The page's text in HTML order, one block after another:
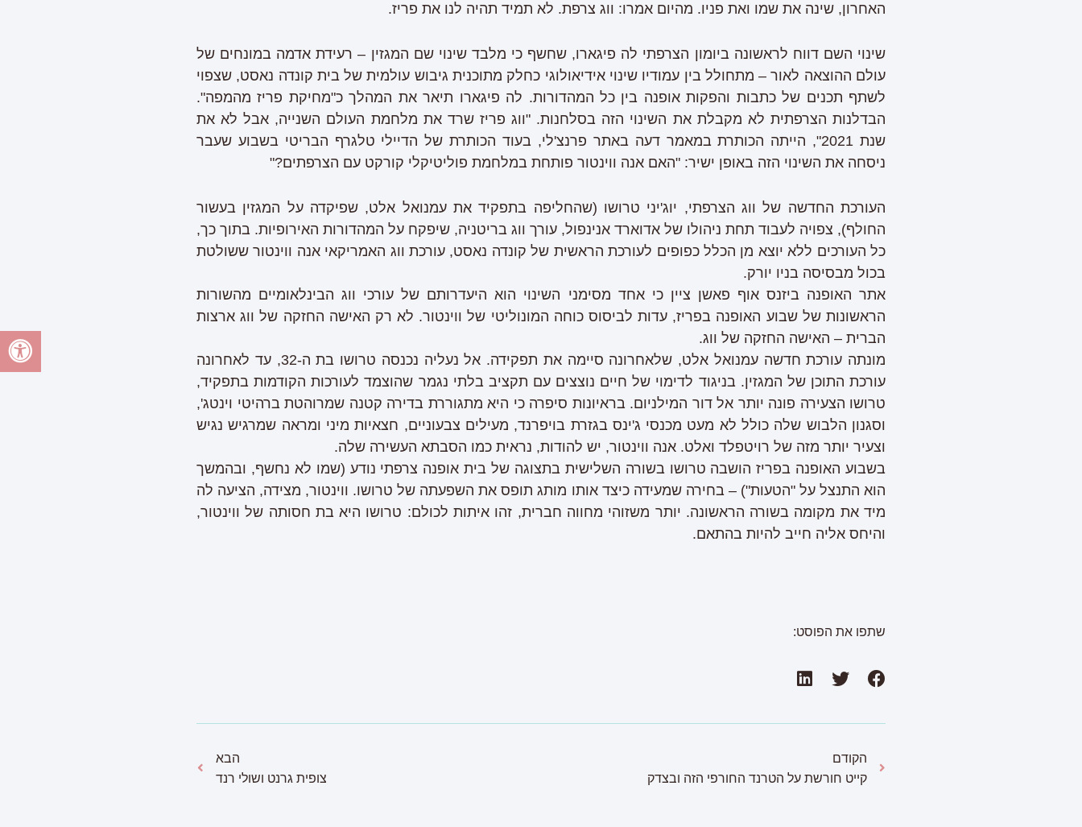
האחרון, שינה את שמו ואת פניו. מהיום אמרו: ווג צרפת. לא תמיד תהיה לנו את פריז.
שינוי השם דווח לראשונה ביומון הצרפתי לה פיגארו, שחשף כי מלבד שינוי שם המגזין – רעידת אדמה במונחים של
עולם ההוצאה לאור – מתחולל בין עמודיו שינוי אידיאולוגי כחלק מתוכנית גיבוש עולמית של בית קונדה נאסט, שצפוי
לשתף תכנים של כתבות והפקות אופנה בין כל המהדורות. לה פיגארו תיאר את המהלך כ"מחיקת פריז מהמפה".
הבדלנות הצרפתית לא מקבלת את השינוי הזה בסלחנות. "ווג פריז שרד את מלחמת העולם השנייה, אבל לא את
שנת 2021", הייתה הכותרת במאמר דעה באתר פרנצ'לי, בעוד הכותרת של הדיילי טלגרף הבריטי בשבוע שעבר
ניסחה את השינוי הזה באופן ישיר: "האם אנה ווינטור פותחת במלחמת פוליטיקלי קורקט עם הצרפתים?"
העורכת החדשה של ווג הצרפתי, יוג'יני טרושו (שהחליפה בתפקיד את עמנואל אלט, שפיקדה על המגזין בעשור
החולף), צפויה לעבוד תחת ניהולו של אדוארד אנינפול, עורך ווג בריטניה, שיפקח על המהדורות האירופיות. בתוך כך,
כל העורכים ללא יוצא מן הכלל כפופים לעורכת הראשית של קונדה נאסט, עורכת ווג האמריקאי אנה ווינטור ששולטת
בכול מבסיסה בניו יורק.
אתר האופנה ביזנס אוף פאשן ציין כי אחד מסימני השינוי הוא היעדרותם של עורכי ווג הבינלאומיים מהשורות
הראשונות של שבוע האופנה בפריז, עדות לביסוס כוחה המונוליטי של ווינטור. לא רק האישה החזקה של ווג ארצות
הברית – האישה החזקה של ווג.
מונתה עורכת חדשה עמנואל אלט, שלאחרונה סיימה את תפקידה. אל נעליה נכנסה טרושו בת ה-32, עד לאחרונה
עורכת התוכן של המגזין. בניגוד לדימוי של חיים נוצצים עם תקציב בלתי נגמר שהוצמד לעורכות הקודמות בתפקיד,
טרושו הצעירה פונה יותר אל דור המילניום. בראיונות סיפרה כי היא מתגוררת בדירה קטנה שמרוהטת ברהיטי וינטג',
וסגנון הלבוש שלה כולל לא מעט מכנסי ג'ינס בגזרת בויפרנד, מעילים צבעוניים, חצאיות מיני ומראה שמרגיש נגיש
וצעיר יותר מזה של רויטפלד ואלט. אנה ווינטור, יש להודות, נראית כמו הסבתא העשירה שלה.
בשבוע האופנה בפריז הושבה טרושו בשורה השלישית בתצוגה של בית אופנה צרפתי נודע (שמו לא נחשף, ובהמשך
הוא התנצל על "הטעות") – בחירה שמעידה כיצד אותו מותג תופס את השפעתה של טרושו. ווינטור, מצידה, הציעה לה
מיד את מקומה בשורה הראשונה. יותר משזוהי מחווה חברית, זהו איתות לכולם: טרושו היא בת חסותה של ווינטור,
והיחס אליה חייב להיות בהתאם.
שתפו את הפוסט:
הקודם
קייט חורשת על הטרנד החורפי הזה ובצדק
הבא
צופית גרנט ושולי רנד